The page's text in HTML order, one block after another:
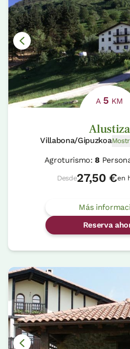
A 5 KM
Alustiza
Villabona/Gipuzkoa
Agroturismo:8
Desde27,50 €en
Más
Reserva